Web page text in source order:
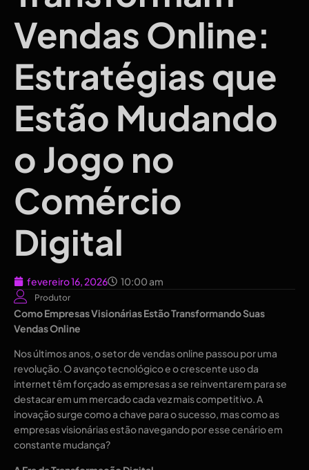
Vendas Online:
Estratégias que
Estão Mudando
o Jogo no
Comércio
Digital
fevereiro 16, 2026 10:00 am
Produtor
Como Empresas Visionárias Estão Transformando Suas
Vendas Online
Nos últimos anos, o setor de vendas online passou por uma
revolução. O avanço tecnológico e o crescente uso da
internet têm forçado as empresas a se reinventarem para se
destacar em um mercado cada vez mais competitivo. A
inovação surge como a chave para o sucesso, mas como as
empresas visionárias estão navegando por esse cenário em
constante mudança?